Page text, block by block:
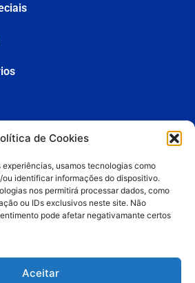
de Cookies
experiências, usamos tecnologias como
identificar informações do dispositivo.
nos permitirá processar dados, como
ou IDs exclusivos neste site. Não
pode afetar negativamante certos
Aceitar
3936-8555